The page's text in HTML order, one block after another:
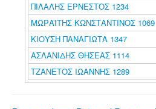
ΠΙΛΑΛΗΣ ΕΡΝΕΣΤΟΣ 1234
ΜΩΡΑΪΤΗΣ ΚΩΝΣΤΑΝΤΙΝΟΣ 1069
ΚΙΟΥΣΗ ΠΑΝΑΓΙΩΤΑ 1347
ΑΣΛΑΝΙΔΗΣ ΘΗΣΕΑΣ 1114
ΤΖΑΝΕΤΟΣ ΙΩΑΝΝΗΣ 1289